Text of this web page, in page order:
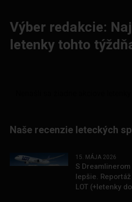
Výber redakcie:
letenky tohto
Naše recenzie leteckých
15. MÁJA 2026
S
lepšie.
LOT (+letenky